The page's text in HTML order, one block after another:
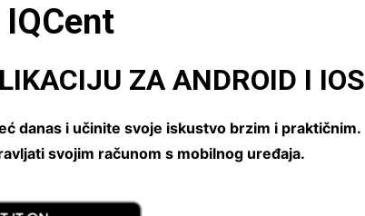
ZA ANDROID I IOS
danas i učinite svoje iskustvo brzim i praktičnim.
svojim računom s mobilnog uređaja.